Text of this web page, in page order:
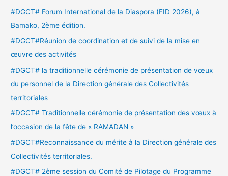
r
:
#DGCT# Forum International de la Diaspora (FID 2026), à
Bamako, 2ème édition.
#DGCT#Réunion de coordination et de suivi de la mise en
œuvre des activités
#DGCT# la traditionnelle cérémonie de présentation de vœux
du personnel de la Direction générale des Collectivités
territoriales
#DGCT# Traditionnelle cérémonie de présentation des vœux à
l’occasion de la fête de « RAMADAN »
#DGCT#Reconnaissance du mérite à la Direction générale des
Collectivités territoriales.
#DGCT# 2ème session du Comité de Pilotage du Programme